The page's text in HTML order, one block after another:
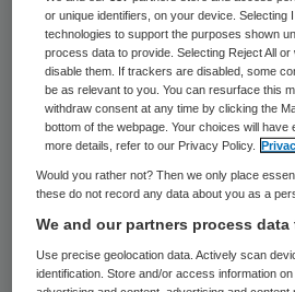
stroom van windmolens
Naast de vergroening
de overeenkomst een
totaal 2,8 miljoen euro op
leverancierskosten op.
krijgt deduurzaamheid in
enorme impuls”, stelt
directeur/bestuurder van
or unique identifiers, on your device. Selecting
technologies to support the purposes shown
process data to provide. Selecting Reject All
disable them. If trackers are disabled, some
be as relevant to you. You can resurface this
withdraw consent at any time by clicking the
bottom of the webpage. Your choices will have
more details, refer to our Privacy Policy.
Would you rather not? Then we only place
these do not record any data about you as a
We and our partners process
Use precise geolocation data. Actively scan
identification. Store and/or access information